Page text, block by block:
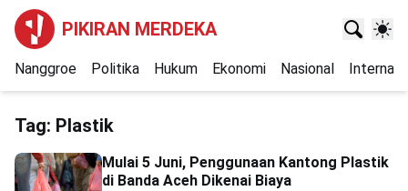
PIKIRAN MERDEKA
Nanggroe Politika Hukum Ekonomi Nasional
Tag: Plastik
Mulai 5 Juni, Penggunaan Kantong Plastik
di Banda Aceh Dikenai Biaya